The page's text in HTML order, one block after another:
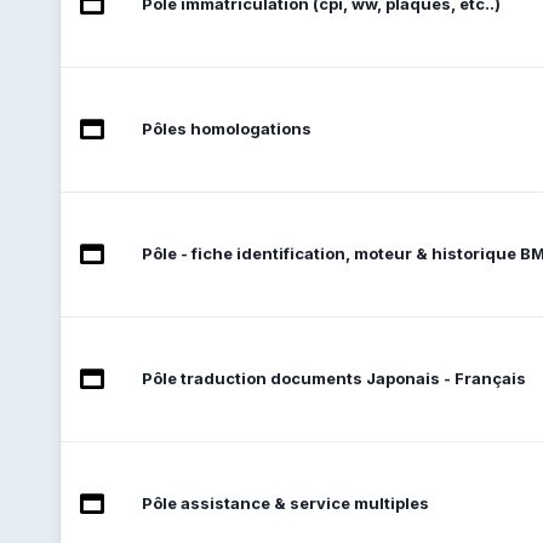
Pôles homologations
Pôle - fiche identification, moteur & historique
Pôle traduction documents Japonais - Français
Pôle assistance & service multiples